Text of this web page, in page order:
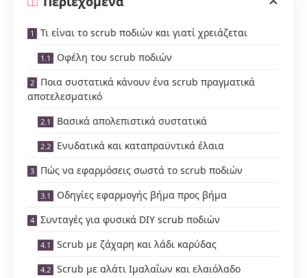
Τι είναι το scrub ποδιών και γιατί χρειάζεται
Οφέλη του scrub ποδιών
Ποια συστατικά κάνουν ένα scrub πραγματικά
αποτελεσματικό
Βασικά απολεπιστικά συστατικά
Ενυδατικά και καταπραϋντικά έλαια
Πώς να εφαρμόσεις σωστά το scrub ποδιών
Οδηγίες εφαρμογής βήμα προς βήμα
Συνταγές για φυσικά DIY scrub ποδιών
Scrub με ζάχαρη και λάδι καρύδας
Scrub με αλάτι Ιμαλαΐων και ελαιόλαδο